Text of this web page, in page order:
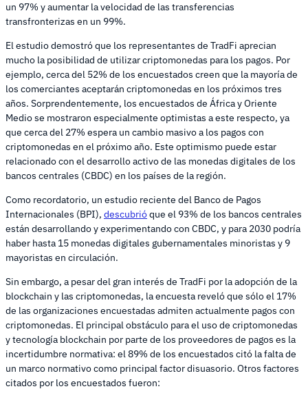
un 97% y aumentar la velocidad de las transferencias
transfronterizas en un 99%.
El estudio demostró que los representantes de TradFi aprecian
mucho la posibilidad de utilizar criptomonedas para los pagos. Por
ejemplo, cerca del 52% de los encuestados creen que la mayoría de
los comerciantes aceptarán criptomonedas en los próximos tres
años. Sorprendentemente, los encuestados de África y Oriente
Medio se mostraron especialmente optimistas a este respecto, ya
que cerca del 27% espera un cambio masivo a los pagos con
criptomonedas en el próximo año. Este optimismo puede estar
relacionado con el desarrollo activo de las monedas digitales de los
bancos centrales (CBDC) en los países de la región.
Como recordatorio, un estudio reciente del Banco de Pagos
Internacionales (BPI), descubrióque el 93% de los bancos centrales
están desarrollando y experimentando con CBDC, y para 2030 podría
haber hasta 15 monedas digitales gubernamentales minoristas y 9
mayoristas en circulación.
Sin embargo, a pesar del gran interés de TradFi por la adopción de la
blockchain y las criptomonedas, la encuesta reveló que sólo el 17%
de las organizaciones encuestadas admiten actualmente pagos con
criptomonedas. El principal obstáculo para el uso de criptomonedas
y tecnología blockchain por parte de los proveedores de pagos es la
incertidumbre normativa: el 89% de los encuestados citó la falta de
un marco normativo como principal factor disuasorio. Otros factores
citados por los encuestados fueron: